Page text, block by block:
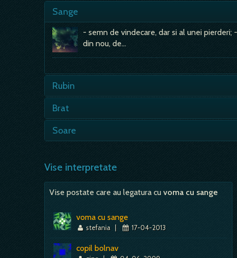
Sange
- semn de vindecare, dar si al unei
din nou, de…
Rubin
fantastica fata de cineva; posibile…
Brat
solicitari profesionale; Ranit, slab -
Soare
intristare, suparare; - parere de rau, chiar
Vise interpretate
Vise postate care au legatura cu voma cu sange
voma cu sange
stefania | 17-04-2013
copil bolnav